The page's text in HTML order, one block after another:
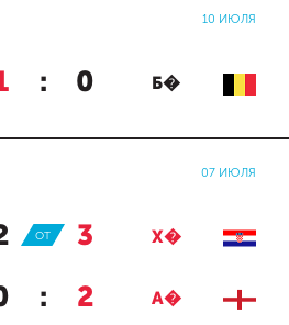
10 ИЮЛЯ
: 0 Б�
07 ИЮЛЯ
: 3 Х�
ОТ
: 2 А�